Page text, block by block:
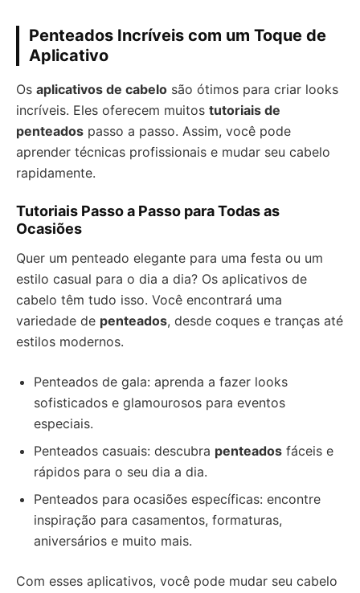
Penteados Incríveis com um Toque de
Aplicativo
Os aplicativos de cabelo são ótimos para criar looks
incríveis. Eles oferecem muitos tutoriais de
penteados passo a passo. Assim, você pode
aprender técnicas profissionais e mudar seu cabelo
rapidamente.
Tutoriais Passo a Passo para Todas as
Ocasiões
Quer um penteado elegante para uma festa ou um
estilo casual para o dia a dia? Os aplicativos de
cabelo têm tudo isso. Você encontrará uma
variedade de penteados, desde coques e tranças até
estilos modernos.
Penteados de gala: aprenda a fazer looks
sofisticados e glamourosos para eventos
especiais.
Penteados casuais: descubra penteados fáceis e
rápidos para o seu dia a dia.
Penteados para ocasiões específicas: encontre
inspiração para casamentos, formaturas,
aniversários e muito mais.
Com esses aplicativos, você pode mudar seu cabelo